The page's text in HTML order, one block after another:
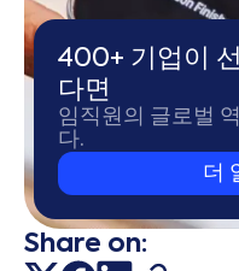
400+ 기업이
다면
임직원의 글로벌
다.
더
Share on: